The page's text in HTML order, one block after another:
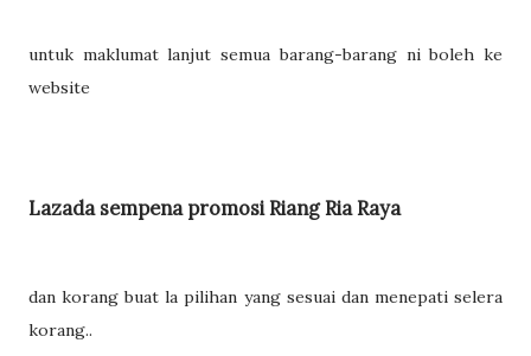
untuk maklumat lanjut semua barang-barang ni boleh ke
website
Lazada sempena promosi Riang Ria Raya
dan korang buat la pilihan yang sesuai dan menepati selera
korang..